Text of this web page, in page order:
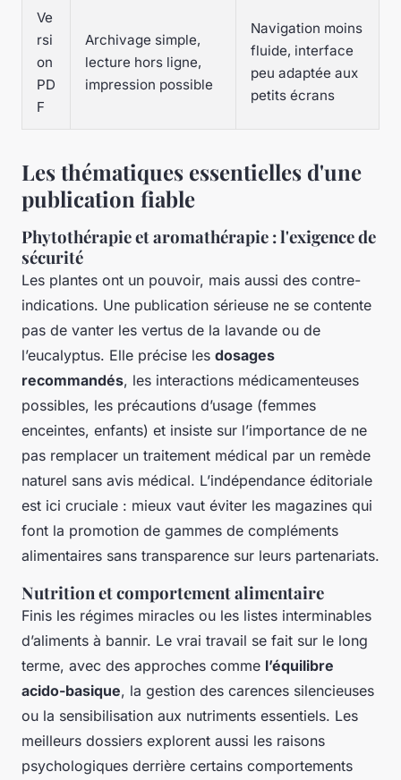
Ve
rsi
on
PD
F
Archivage simple,
lecture hors ligne,
impression possible
Navigation moins
fluide, interface
peu adaptée aux
petits écrans
Les thématiques essentielles d'une
publication fiable
Phytothérapie et aromathérapie : l'exigence de
sécurité
Les plantes ont un pouvoir, mais aussi des contre-
indications. Une publication sérieuse ne se contente
pas de vanter les vertus de la lavande ou de
l’eucalyptus. Elle précise les dosages
recommandés, les interactions médicamenteuses
possibles, les précautions d’usage (femmes
enceintes, enfants) et insiste sur l’importance de ne
pas remplacer un traitement médical par un remède
naturel sans avis médical. L’indépendance éditoriale
est ici cruciale : mieux vaut éviter les magazines qui
font la promotion de gammes de compléments
alimentaires sans transparence sur leurs partenariats.
Nutrition et comportement alimentaire
Finis les régimes miracles ou les listes interminables
d’aliments à bannir. Le vrai travail se fait sur le long
terme, avec des approches comme l’équilibre
acido-basique, la gestion des carences silencieuses
ou la sensibilisation aux nutriments essentiels. Les
meilleurs dossiers explorent aussi les raisons
psychologiques derrière certains comportements